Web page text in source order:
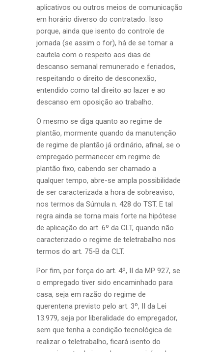
aplicativos ou outros meios de comunicação
em horário diverso do contratado. Isso
porque, ainda que isento do controle de
jornada (se assim o for), há de se tomar a
cautela com o respeito aos dias de
descanso semanal remunerado e feriados,
respeitando o direito de desconexão,
entendido como tal direito ao lazer e ao
descanso em oposição ao trabalho.
O mesmo se diga quanto ao regime de
plantão, mormente quando da manutenção
de regime de plantão já ordinário, afinal, se o
empregado permanecer em regime de
plantão fixo, cabendo ser chamado a
qualquer tempo, abre-se ampla possibilidade
de ser caracterizada a hora de sobreaviso,
nos termos da Súmula n. 428 do TST. E tal
regra ainda se torna mais forte na hipótese
de aplicação do art. 6º da CLT, quando não
caracterizado o regime de teletrabalho nos
termos do art. 75-B da CLT.
Por fim, por força do art. 4º, II da MP 927, se
o empregado tiver sido encaminhado para
casa, seja em razão do regime de
querentena previsto pelo art. 3º, II da Lei
13.979, seja por liberalidade do empregador,
sem que tenha a condição tecnológica de
realizar o teletrabalho, ficará isento do